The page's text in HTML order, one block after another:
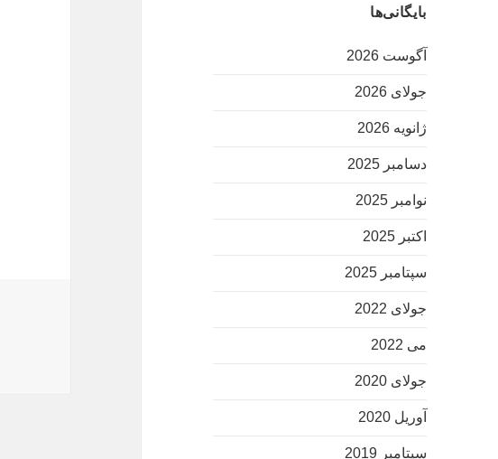
بایگانی‌ها
آگوست 2026
جولای 2026
ژانویه 2026
دسامبر 2025
نوامبر 2025
اکتبر 2025
سپتامبر 2025
جولای 2022
می 2022
جولای 2020
آوریل 2020
سپتامبر 2019